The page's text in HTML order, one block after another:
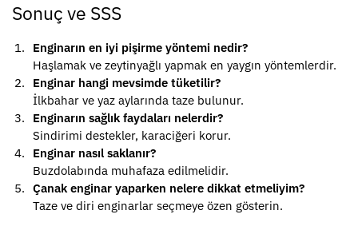
Sonuç ve SSS
Enginarın en iyi pişirme yöntemi nedir?
Haşlamak ve zeytinyağlı yapmak en yaygın yöntemlerdir.
Enginar hangi mevsimde tüketilir?
İlkbahar ve yaz aylarında taze bulunur.
Enginarın sağlık faydaları nelerdir?
Sindirimi destekler, karaciğeri korur.
Enginar nasıl saklanır?
Buzdolabında muhafaza edilmelidir.
Çanak enginar yaparken nelere dikkat etmeliyim?
Taze ve diri enginarlar seçmeye özen gösterin.